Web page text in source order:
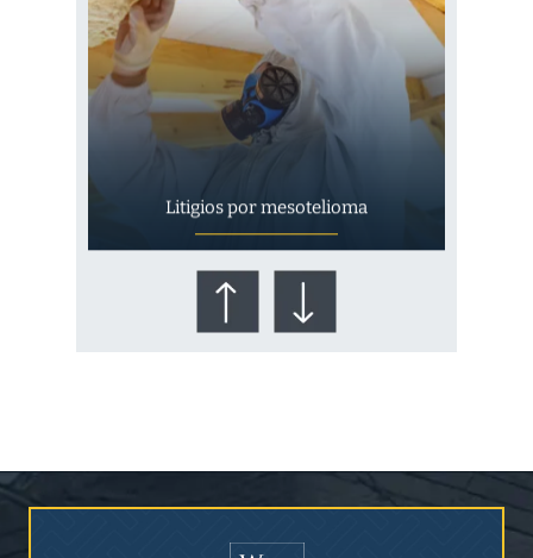
Litigios por mesotelioma
¿Quién corre el riesgo de